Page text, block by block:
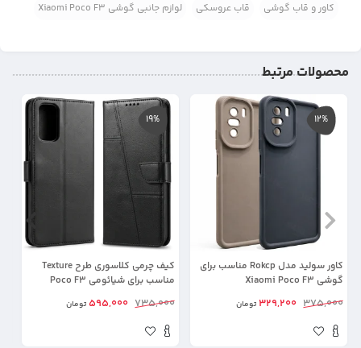
کاور و قاب گوشی قاب عروسکی لوازم جانبی گوشی Xiaomi Poco F3
محصولات مرتبط
12%
کاور سولید مدل Rokcp مناسب برای
گوشی Xiaomi Poco F3
375,000
329,200تومان
19%
کیف چرمی کلاسوری طرح Texture
مناسب برای شیائومی Poco F3
735,000
595,000تومان